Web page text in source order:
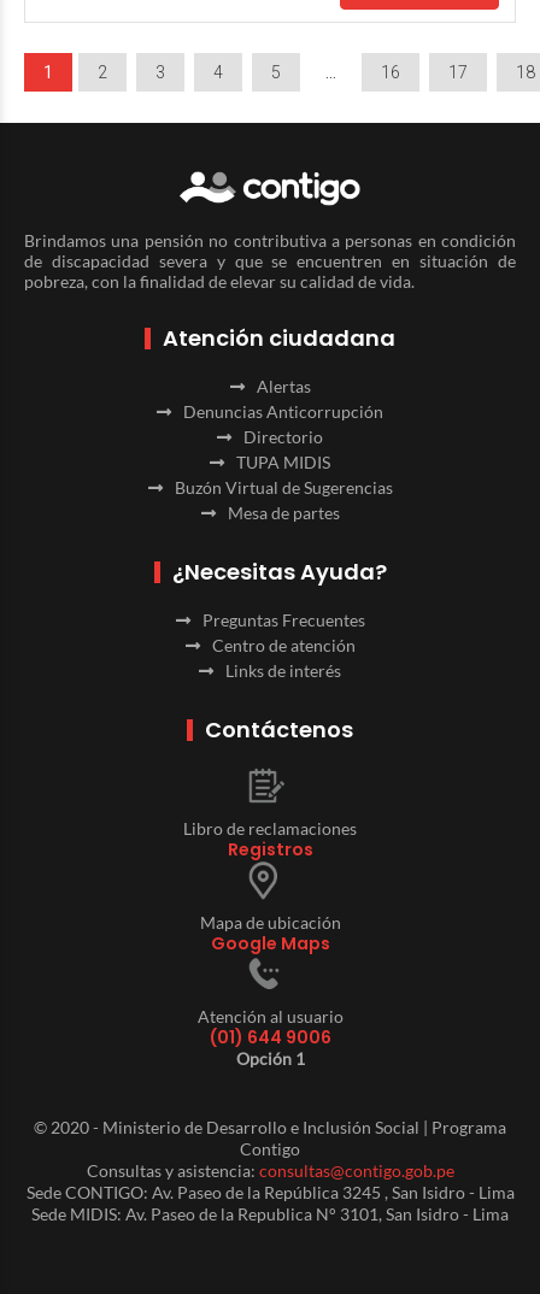
1 2 3 4 5 16 17 18
Brindamos una pensión no contributiva a personas en condición
de discapacidad severa y que se encuentren en situación de
pobreza, con la finalidad de elevar su calidad de vida.
Atención ciudadana
Alertas
Denuncias Anticorrupción
Directorio
TUPA MIDIS
Buzón Virtual de Sugerencias
Mesa de partes
¿Necesitas Ayuda?
Preguntas Frecuentes
Centro de atención
Links de interés
Contáctenos
Libro de reclamaciones
Registros
Mapa de ubicación
Google Maps
Atención al usuario
(01) 644 9006
Opción 1
© 2020 - Ministerio de Desarrollo e Inclusión Social | Programa
Contigo
Consultas y asistencia: consultas@contigo.gob.pe
Sede CONTIGO: Av. Paseo de la República 3245 , San Isidro - Lima
Sede MIDIS: Av. Paseo de la Republica N° 3101, San Isidro - Lima